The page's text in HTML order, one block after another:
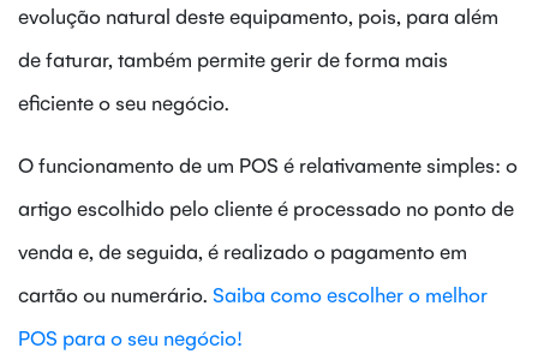
evolução natural deste equipamento, pois, para além
de faturar, também permite gerir de forma mais
eficiente o seu negócio.
O funcionamento de um POS é relativamente simples: o
artigo escolhido pelo cliente é processado no ponto de
venda e, de seguida, é realizado o pagamento em
cartão ou numerário. Saiba como escolher o melhor
POS para o seu negócio!